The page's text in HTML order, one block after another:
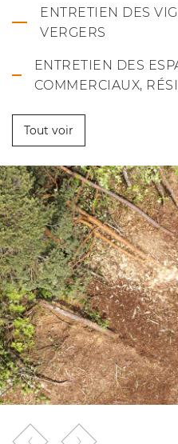
ENTRETIEN DES
VERGERS
ENTRETIEN DES
COMMERCIAUX,
Tout voir